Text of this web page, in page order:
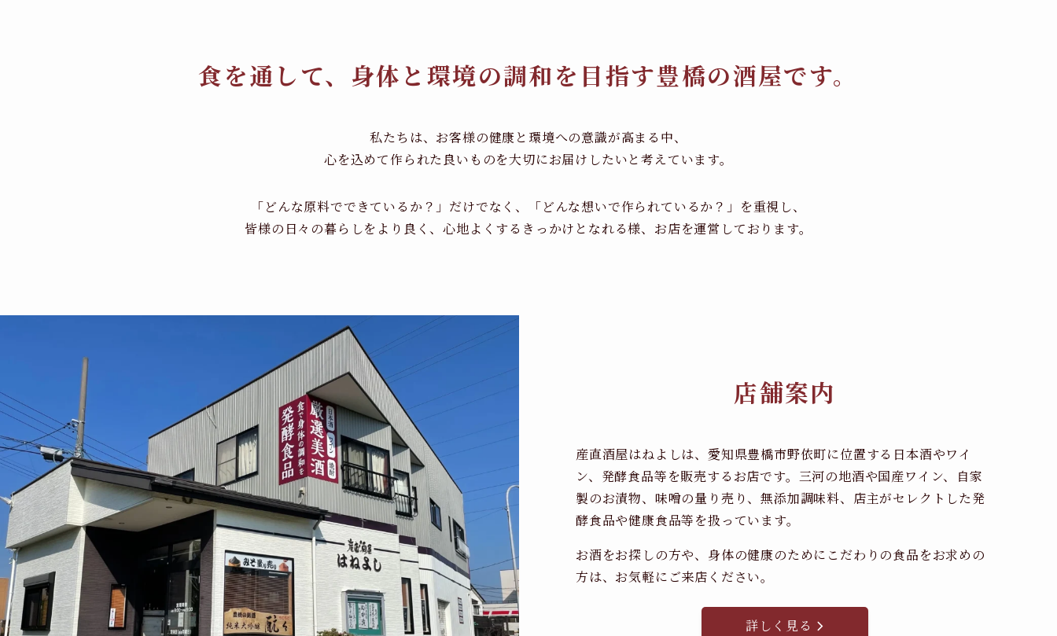
食を通して、身体と環境の調和を目指す豊橋の酒屋です。
私たちは、お客様の健康と環境への意識が高まる中、
心を込めて作られた良いものを大切にお届けしたいと考えています。
「どんな原料でできているか？」だけでなく、「どんな想いで作られているか？」を重視し、
皆様の日々の暮らしをより良く、心地よくするきっかけとなれる様、お店を運営しております。
店舗案内
産直酒屋はねよしは、愛知県豊橋市野依町に位置する日本酒やワイ
ン、発酵食品等を販売するお店です。三河の地酒や国産ワイン、自家
製のお漬物、味噌の量り売り、無添加調味料、店主がセレクトした発
酵食品や健康食品等を扱っています。
お酒をお探しの方や、身体の健康のためにこだわりの食品をお求めの
方は、お気軽にご来店ください。
詳しく見る